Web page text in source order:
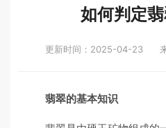
如何判定
更新时间：2025-04-23
翡翠的基本知识